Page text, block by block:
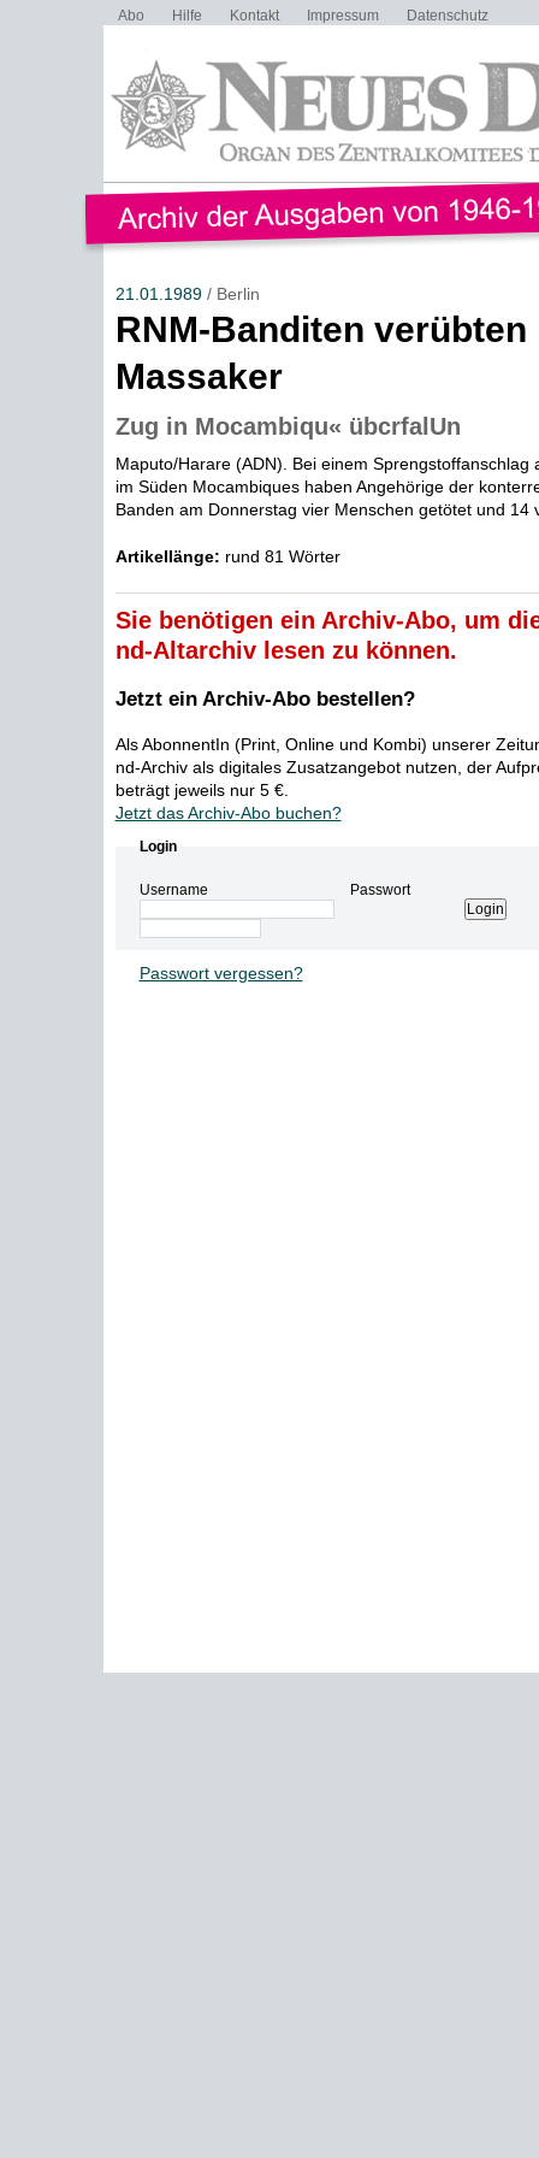
Abo Hilfe Kontakt Impressum Datenschutz
21.01.1989/ Berlin
RNM-Banditen verübten
Massaker
Zug in Mocambiqu« übcrfalUn
Maputo/Harare (ADN). Bei einem Sprengstoffanschlag
im Süden Mocambiques haben Angehörige der
Banden am Donnerstag vier Menschen getötet und 14
Artikellänge: rund 81 Wörter
Sie benötigen ein Archiv-Abo, um
nd-Altarchiv lesen zu können.
Jetzt ein Archiv-Abo bestellen?
Als AbonnentIn (Print, Online und Kombi) unserer
nd-Archiv als digitales Zusatzangebot nutzen, der
beträgt jeweils nur 5 €.
Jetzt das Archiv-Abo buchen?
Login
Username Passwort
Passwort vergessen?